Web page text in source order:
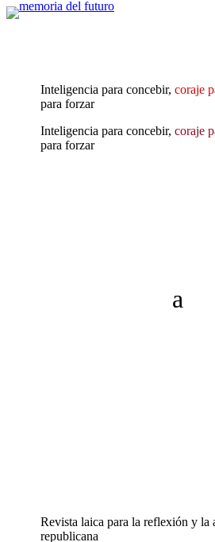
Inteligencia para concebir,coraje
para forzar
Inteligencia para concebir,coraje
para forzar
Revista laica para la reflexión y la
republicana